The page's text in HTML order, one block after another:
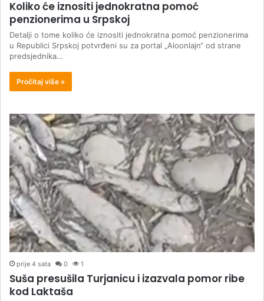
Koliko će iznositi jednokratna pomoć
penzionerima u Srpskoj
Detalji o tome koliko će iznositi jednokratna pomoć penzionerima
u Republici Srpskoj potvrđeni su za portal „Aloonlajn“ od strane
predsjednika…
Pročitaj više »
prije 4 sata 0 1
Suša presušila Turjanicu i izazvala pomor ribe
kod Laktaša